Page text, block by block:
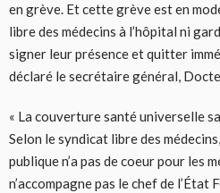
en grève. Et cette grève est en
libre des médecins à l’hôpital ni
signer leur présence et quitter
déclaré le secrétaire général,
« La couverture santé universelle
Selon le syndicat libre des
publique n’a pas de coeur pour les
n’accompagne pas le chef de l’État